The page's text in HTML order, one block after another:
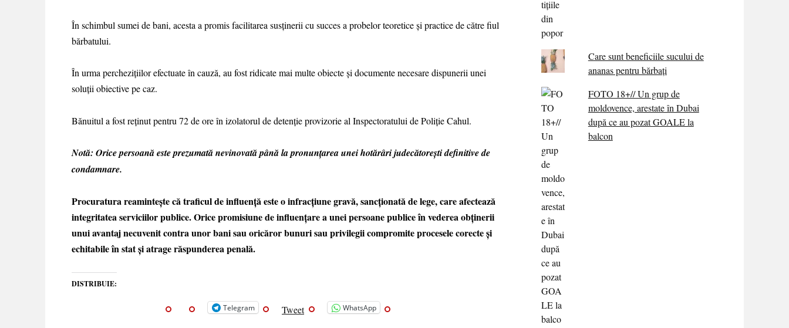
În schimbul sumei de bani, acesta a promis facilitarea susținerii cu succes a probelor teoretice și practice de către fiul
bărbatului.
În urma perchezițiilor efectuate în cauză, au fost ridicate mai multe obiecte și documente necesare dispunerii unei
soluții obiective pe caz.
Bănuitul a fost reținut pentru 72 de ore în izolatorul de detenție provizorie al Inspectoratului de Poliție Cahul.
Notă: Orice persoană este prezumată nevinovată până la pronunțarea unei hotărâri judecătorești definitive de
condamnare.
Procuratura reamintește că traficul de influență este o infracțiune gravă, sancționată de lege, care afectează
integritatea serviciilor publice. Orice promisiune de influențare a unei persoane publice în vederea obținerii
unui avantaj necuvenit contra unor bani sau oricăror bunuri sau privilegii compromite procesele corecte și
echitabile în stat și atrage răspunderea penală.
DISTRIBUIE:
Telegram Tweet WhatsApp
Care sunt beneficiile sucului de
ananas pentru bărbați
FOTO 18+// Un grup de
moldovence, arestate în Dubai
după ce au pozat GOALE la
balcon